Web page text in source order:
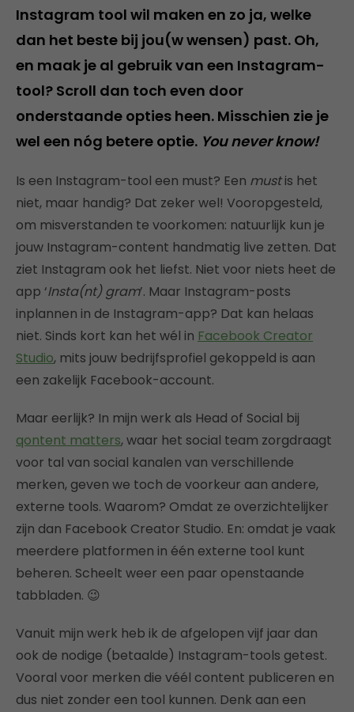
Instagram tool wil maken en zo ja, welke
dan het beste bij jou(w wensen) past. Oh,
en maak je al gebruik van een Instagram-
tool? Scroll dan toch even door
onderstaande opties heen. Misschien zie je
wel een nóg betere optie. You never know!
Is een Instagram-tool een must? Een mustis het
niet, maar handig? Dat zeker wel! Vooropgesteld,
om misverstanden te voorkomen: natuurlijk kun je
jouw Instagram-content handmatig live zetten. Dat
ziet Instagram ook het liefst. Niet voor niets heet de
app ‘Insta(nt) gram’. Maar Instagram-posts
inplannen in de Instagram-app? Dat kan helaas
niet. Sinds kort kan het wél in Facebook Creator
Studio, mits jouw bedrijfsprofiel gekoppeld is aan
een zakelijk Facebook-account.
Maar eerlijk? In mijn werk als Head of Social bij
qontent matters, waar het social team zorgdraagt
voor tal van social kanalen van verschillende
merken, geven we toch de voorkeur aan andere,
externe tools. Waarom? Omdat ze overzichtelijker
zijn dan Facebook Creator Studio. En: omdat je vaak
meerdere platformen in één externe tool kunt
beheren. Scheelt weer een paar openstaande
tabbladen. 😉
Vanuit mijn werk heb ik de afgelopen vijf jaar dan
ook de nodige (betaalde) Instagram-tools getest.
Vooral voor merken die véél content publiceren en
dus niet zonder een tool kunnen. Denk aan een